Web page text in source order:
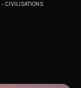
CIVILISATIONS